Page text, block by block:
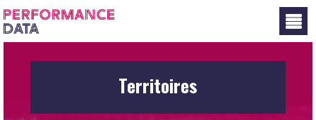
Panneau de gestion des cookies
Territoires